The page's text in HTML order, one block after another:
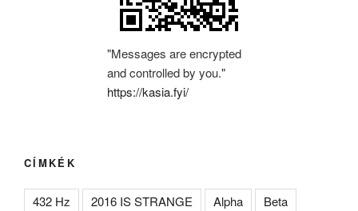
"Messages are encrypted
and controlled by you."
https://kasia.fyi/
CÍMKÉK
432 Hz 2016 IS STRANGE Alpha
Beta